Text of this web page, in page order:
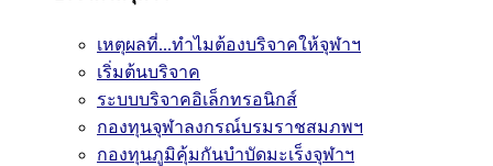
เหตุผลที่...ทำไมต้องบริจาคให้จุฬาฯ
เริ่มต้นบริจาค
ระบบบริจาคอิเล็กทรอนิกส์
กองทุนจุฬาลงกรณ์บรมราชสมภพฯ
กองทุนภูมิคุ้มกันบำบัดมะเร็งจุฬาฯ